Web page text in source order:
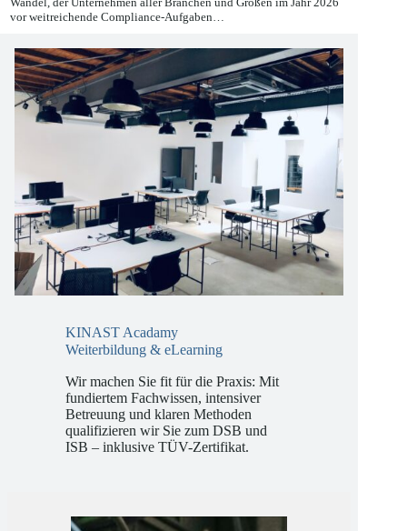
Die europäische Regulierungslandschaft befindet sich in einem
Wandel, der Unternehmen aller Branchen und Größen im Jahr 2026
KINAST Acadamy
Wir machen Sie fit für die Praxis: Mit
fundiertem Fachwissen, intensiver
Betreuung und klaren Methoden
qualifizieren wir Sie zum DSB und